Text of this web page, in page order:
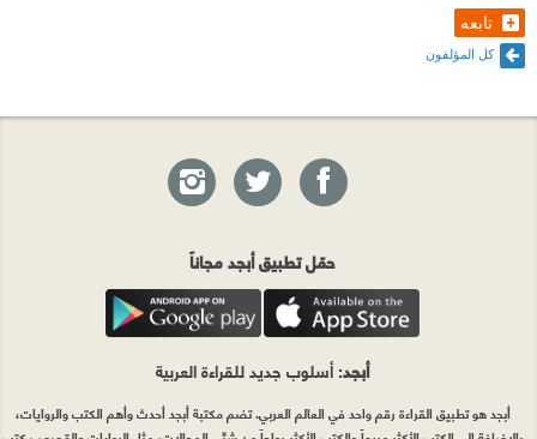
تابعه
كل المؤلفون
حمّل تطبيق أبجد مجاناً
أبجد: أسلوب جديد للقراءة العربية
أبجد هو تطبيق القراءة رقم واحد في العالم العربي. تضم مكتبة أبجد أحدث وأهم الكتب والروايات،